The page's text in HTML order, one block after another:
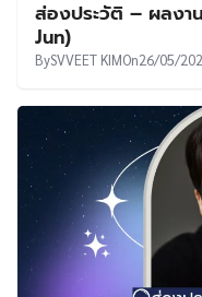
ส่องประวัติ – ผลง
Jun)
BySVVEET KIMOn26/05/